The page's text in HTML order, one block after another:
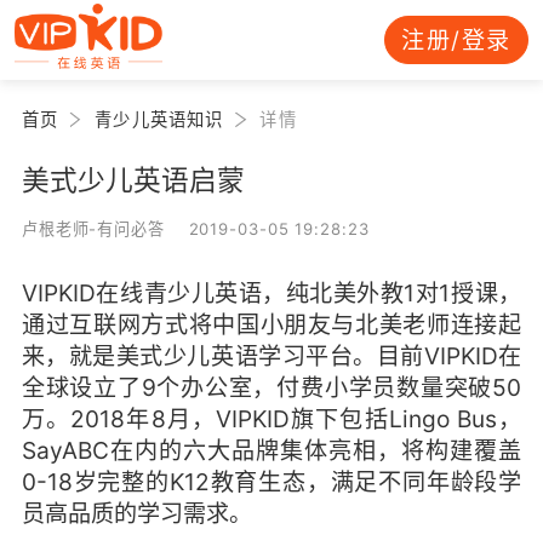
注册/登录
首页 青少儿英语知识 详情
美式少儿英语启蒙
卢根老师-有问必答 2019-03-05 19:28:23
VIPKID在线青少儿英语，纯北美外教1对1授课，
通过互联网方式将中国小朋友与北美老师连接起
来，就是美式少儿英语学习平台。目前VIPKID在
全球设立了9个办公室，付费小学员数量突破50
万。2018年8月，VIPKID旗下包括Lingo Bus，
SayABC在内的六大品牌集体亮相，将构建覆盖
0-18岁完整的K12教育生态，满足不同年龄段学
员高品质的学习需求。